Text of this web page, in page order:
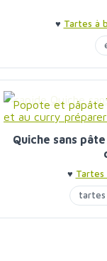
♥ Tartes à
Popote et pâpâte
Quiche sans
♥ Tartes
tartes